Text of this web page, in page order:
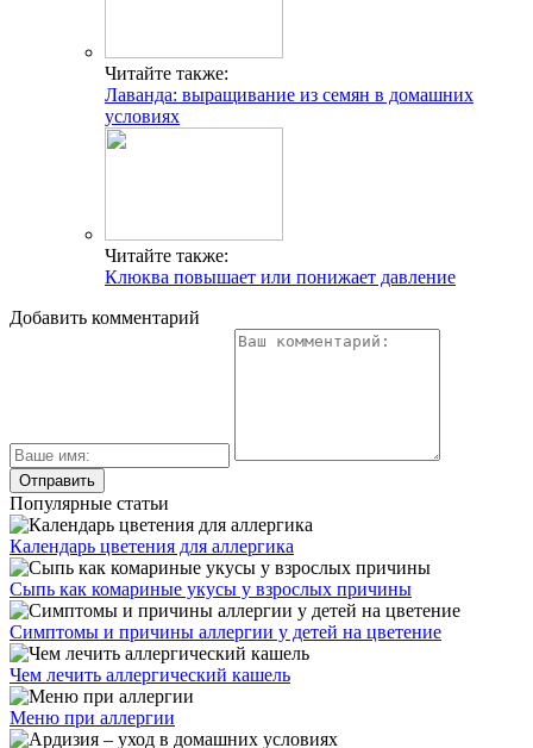
Читайте также:
Лаванда: выращивание из семян в домашних
условиях
Читайте также:
Клюква повышает или понижает давление
Добавить комментарий
Популярные статьи
Календарь цветения для аллергика
Сыпь как комариные укусы у взрослых причины
Симптомы и причины аллергии у детей на цветение
Чем лечить аллергический кашель
Меню при аллергии